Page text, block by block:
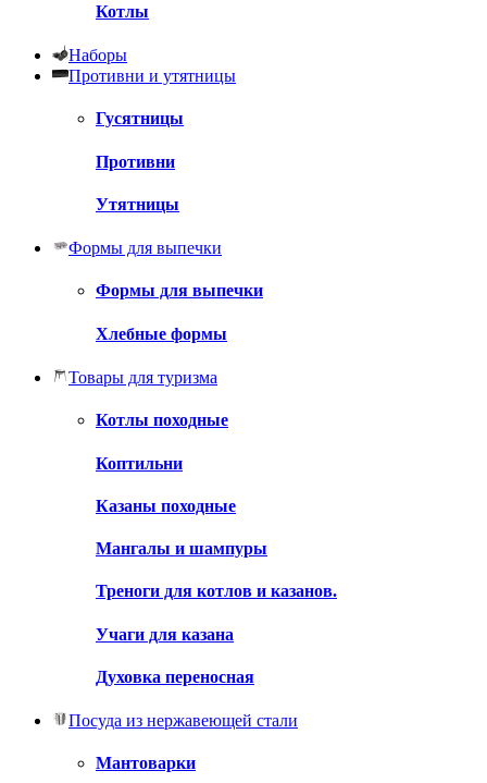
Котлы
Наборы
Противни и утятницы
Гусятницы
Противни
Утятницы
Формы для выпечки
Формы для выпечки
Хлебные формы
Товары для туризма
Котлы походные
Коптильни
Казаны походные
Мангалы и шампуры
Треноги для котлов и казанов.
Учаги для казана
Духовка переносная
Посуда из нержавеющей стали
Мантоварки